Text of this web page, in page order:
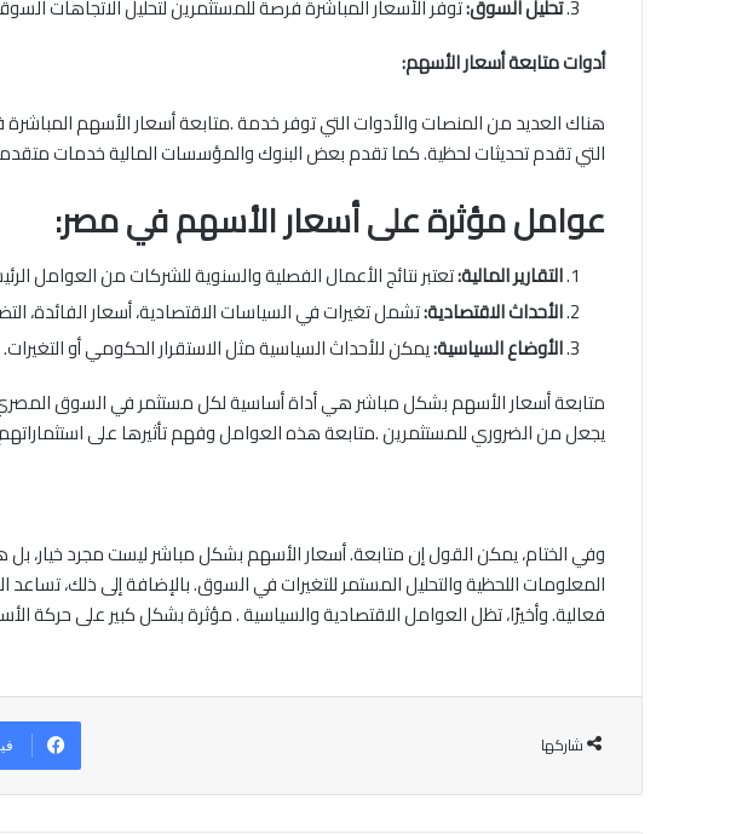
تحليل السوق:توفر الأسعار المباشرة فرصة للمستثمرين لتحليل الاتجاهات
أدوات متابعة أسعار الأسهم:
هناك العديد من المنصات والأدوات التي توفر خدمة .متابعة أسعار الأسهم
التي تقدم تحديثات لحظية. كما تقدم بعض البنوك والمؤسسات المالية خدمات
عوامل مؤثرة على أسعار الأسهم في مصر:
التقارير المالية:تعتبر نتائج الأعمال الفصلية والسنوية للشركات من العوامل
الأحداث الاقتصادية:تشمل تغيرات في السياسات الاقتصادية، أسعار الفائدة،
الأوضاع السياسية:يمكن للأحداث السياسية مثل الاستقرار الحكومي أو
متابعة أسعار الأسهم بشكل مباشر هي أداة أساسية لكل مستثمر في السوق
يجعل من الضروري للمستثمرين .متابعة هذه العوامل وفهم تأثيرها على
وفي الختام، يمكن القول إن متابعة. أسعار الأسهم بشكل مباشر ليست مجرد خيار، بل
المعلومات اللحظية والتحليل المستمر للتغيرات في السوق. بالإضافة إلى ذلك،
فعالية. وأخيرًا، تظل العوامل الاقتصادية والسياسية . مؤثرة بشكل كبير على حركة
شاركها